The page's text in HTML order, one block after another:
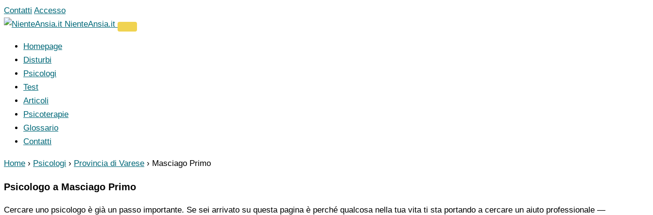
Vai
al
Contatti Accesso
NienteAnsia.it
Homepage
Disturbi
Psicologi
Test
Articoli
Psicoterapie
Glossario
Contatti
Home › Psicologi › Provincia di Varese › Masciago Primo
Psicologo a Masciago Primo
Cercare uno psicologo è già un passo importante. Se sei arrivato su questa pagina è perché qualcosa nella tua vita ti sta portando a cercare un aiuto professionale —